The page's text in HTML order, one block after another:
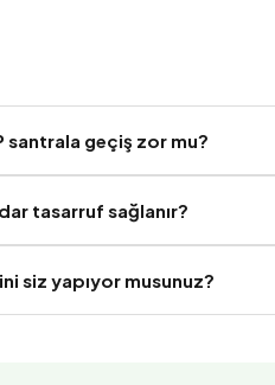
santrala geçiş zor mu?
tasarruf sağlanır?
siz yapıyor musunuz?